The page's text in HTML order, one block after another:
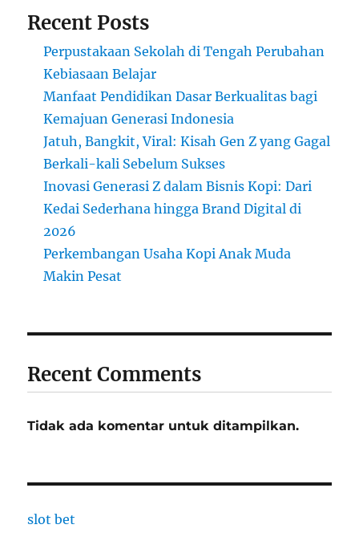
Recent Posts
Perpustakaan Sekolah di Tengah Perubahan
Kebiasaan Belajar
Manfaat Pendidikan Dasar Berkualitas bagi
Kemajuan Generasi Indonesia
Jatuh, Bangkit, Viral: Kisah Gen Z yang Gagal
Berkali-kali Sebelum Sukses
Inovasi Generasi Z dalam Bisnis Kopi: Dari
Kedai Sederhana hingga Brand Digital di
2026
Perkembangan Usaha Kopi Anak Muda
Makin Pesat
Recent Comments
Tidak ada komentar untuk ditampilkan.
slot bet